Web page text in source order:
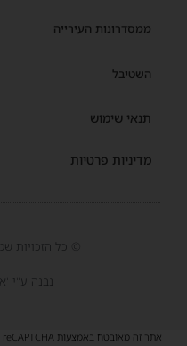
ממסדרונות העירייה
השטיבל
תנאי שימוש
מדיניות פרטיות
© כל הזכויות
נבנה ע"י
אתר זה מאובטח באמצעות reCAPTCHA וגוגל בכפוף